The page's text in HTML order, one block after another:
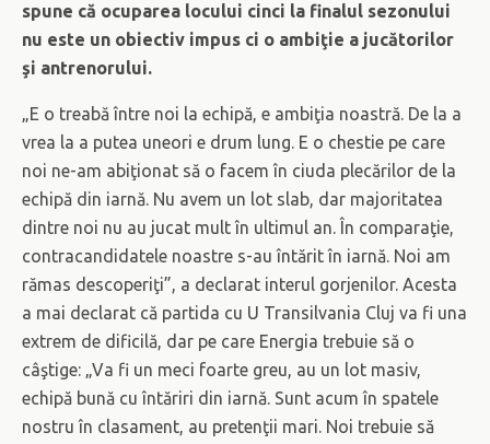
spune că ocuparea locului cinci la finalul sezonului
nu este un obiectiv impus ci o ambiţie a jucătorilor
şi antrenorului.
„E o treabă între noi la echipă, e ambiţia noastră. De la a
vrea la a putea uneori e drum lung. E o chestie pe care
noi ne-am abiţionat să o facem în ciuda plecărilor de la
echipă din iarnă. Nu avem un lot slab, dar majoritatea
dintre noi nu au jucat mult în ultimul an. În comparaţie,
contracandidatele noastre s-au întărit în iarnă. Noi am
rămas descoperiţi”, a declarat interul gorjenilor. Acesta
a mai declarat că partida cu U Transilvania Cluj va fi una
extrem de dificilă, dar pe care Energia trebuie să o
câştige: „Va fi un meci foarte greu, au un lot masiv,
echipă bună cu întăriri din iarnă. Sunt acum în spatele
nostru în clasament, au pretenţii mari. Noi trebuie să